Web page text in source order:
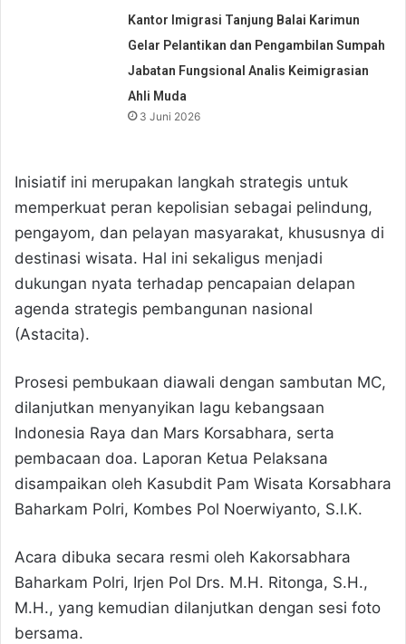
Kantor Imigrasi Tanjung Balai Karimun
Gelar Pelantikan dan Pengambilan Sumpah
Jabatan Fungsional Analis Keimigrasian
Ahli Muda
3 Juni 2026
Inisiatif ini merupakan langkah strategis untuk
memperkuat peran kepolisian sebagai pelindung,
pengayom, dan pelayan masyarakat, khususnya di
destinasi wisata. Hal ini sekaligus menjadi
dukungan nyata terhadap pencapaian delapan
agenda strategis pembangunan nasional
(Astacita).
Prosesi pembukaan diawali dengan sambutan MC,
dilanjutkan menyanyikan lagu kebangsaan
Indonesia Raya dan Mars Korsabhara, serta
pembacaan doa. Laporan Ketua Pelaksana
disampaikan oleh Kasubdit Pam Wisata Korsabhara
Baharkam Polri, Kombes Pol Noerwiyanto, S.I.K.
Acara dibuka secara resmi oleh Kakorsabhara
Baharkam Polri, Irjen Pol Drs. M.H. Ritonga, S.H.,
M.H., yang kemudian dilanjutkan dengan sesi foto
bersama.